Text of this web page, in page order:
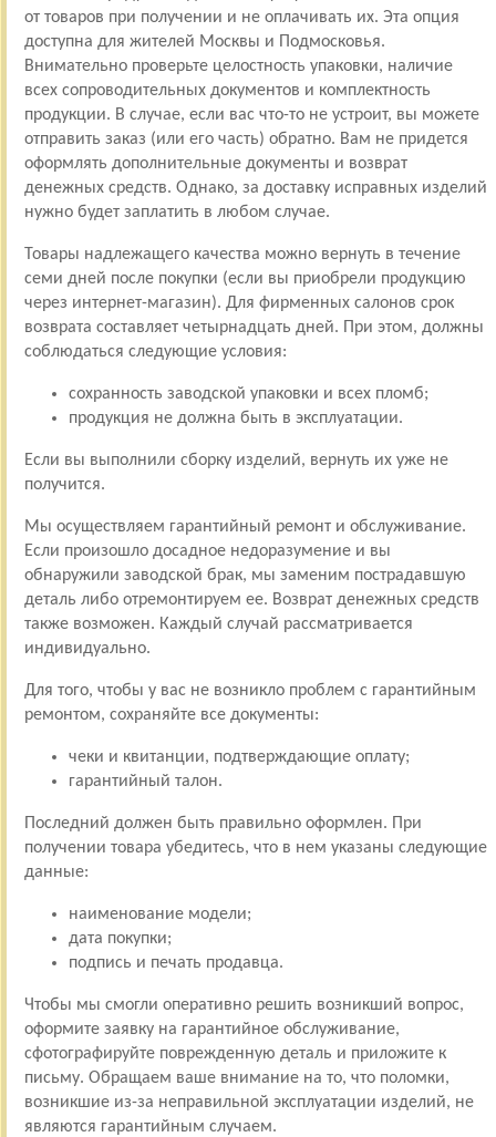
от товаров при получении и не оплачивать их. Эта опция
доступна для жителей Москвы и Подмосковья.
Внимательно проверьте целостность упаковки, наличие
всех сопроводительных документов и комплектность
продукции. В случае, если вас что-то не устроит, вы можете
отправить заказ (или его часть) обратно. Вам не придется
оформлять дополнительные документы и возврат
денежных средств. Однако, за доставку исправных изделий
нужно будет заплатить в любом случае.
Товары надлежащего качества можно вернуть в течение
семи дней после покупки (если вы приобрели продукцию
через интернет-магазин). Для фирменных салонов срок
возврата составляет четырнадцать дней. При этом, должны
соблюдаться следующие условия:
сохранность заводской упаковки и всех пломб;
продукция не должна быть в эксплуатации.
Если вы выполнили сборку изделий, вернуть их уже не
получится.
Мы осуществляем гарантийный ремонт и обслуживание.
Если произошло досадное недоразумение и вы
обнаружили заводской брак, мы заменим пострадавшую
деталь либо отремонтируем ее. Возврат денежных средств
также возможен. Каждый случай рассматривается
индивидуально.
Для того, чтобы у вас не возникло проблем с гарантийным
ремонтом, сохраняйте все документы:
чеки и квитанции, подтверждающие оплату;
гарантийный талон.
Последний должен быть правильно оформлен. При
получении товара убедитесь, что в нем указаны следующие
данные:
наименование модели;
дата покупки;
подпись и печать продавца.
Чтобы мы смогли оперативно решить возникший вопрос,
оформите заявку на гарантийное обслуживание,
сфотографируйте поврежденную деталь и приложите к
письму. Обращаем ваше внимание на то, что поломки,
возникшие из-за неправильной эксплуатации изделий, не
являются гарантийным случаем.